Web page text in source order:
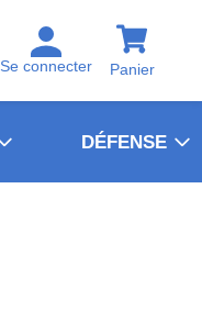
Se connecter Panier
DÉFENSE